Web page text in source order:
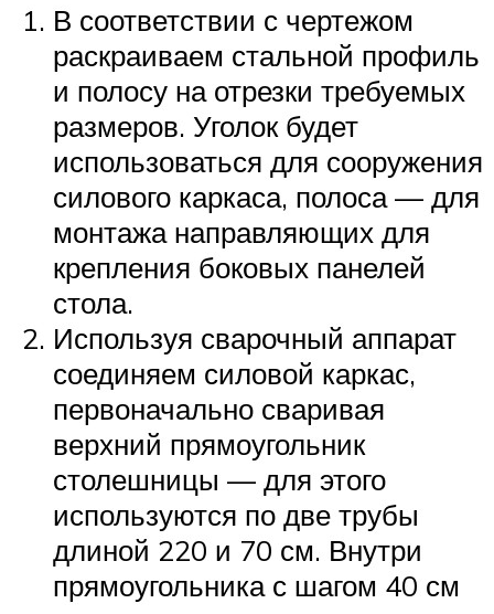
В соответствии с чертежом
раскраиваем стальной профиль
и полосу на отрезки требуемых
размеров. Уголок будет
использоваться для сооружения
силового каркаса, полоса — для
монтажа направляющих для
крепления боковых панелей
стола.
Используя сварочный аппарат
соединяем силовой каркас,
первоначально сваривая
верхний прямоугольник
столешницы — для этого
используются по две трубы
длиной 220 и 70 см. Внутри
прямоугольника с шагом 40 см